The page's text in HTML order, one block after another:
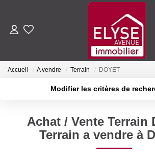
ACHETER
Accueil A vendre Terrain DOYET
Modifier les critères de
Sélectionnez...
Type de bien
Surface min
Achat / Vente Terrain
Terrain a vendre à